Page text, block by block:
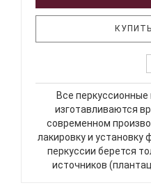
Все перкуссионные
изготавливаются
современном
лакировку и
перкуссии берется
источников